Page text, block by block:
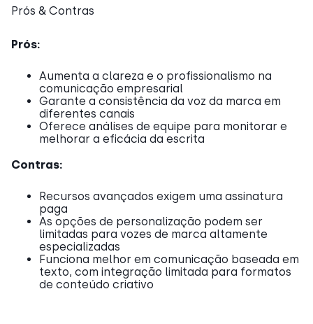
Prós & Contras
Prós:
Aumenta a clareza e o profissionalismo na
comunicação empresarial
Garante a consistência da voz da marca em
diferentes canais
Oferece análises de equipe para monitorar e
melhorar a eficácia da escrita
Contras:
Recursos avançados exigem uma assinatura
paga
As opções de personalização podem ser
limitadas para vozes de marca altamente
especializadas
Funciona melhor em comunicação baseada em
texto, com integração limitada para formatos
de conteúdo criativo